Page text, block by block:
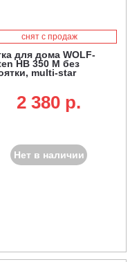
снят с продаж
для дома WOLF-
HB 350 M без
multi-star
2 380 p.
Нет в наличии